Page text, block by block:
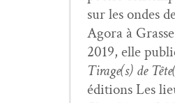
sur les ondes
Ago­ra à
2019, elle
Tirage(s) de
édi­tions Les